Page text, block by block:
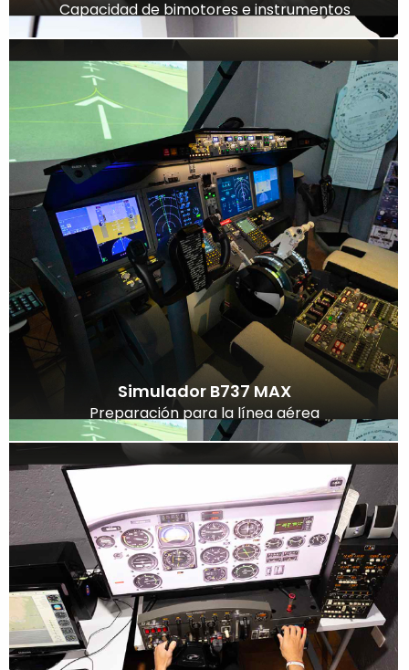
Capacidad de bimotores e instrumentos
Simulador B737 MAX
Preparación para la línea aérea